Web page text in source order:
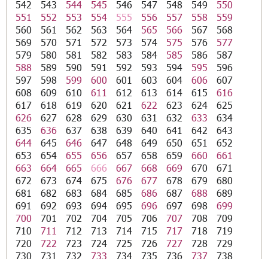
542
543 544 545 546 547 548 549
550
551
552 553 554 555 556 557 558
559
560
561 562 563 564 565 566 567
568
569
570 571 572 573 574 575 576
577
579
580 581 582 583 584 585 586
587
588
589 590 591 592 593 594 595
596
597
598 599 600 601 603 604 606
607
608
609 610 611 612 613 614 615
616
617
618 619 620 621 622 623 624
625
626
627 628 629 630 631 632 633
634
635
636 637 638 639 640 641 642
643
644
645 646 647 648 649 650 651
652
653
654 655 656 657 658 659 660
661
663
664 665 666 667 668 669 670
671
672
673 674 675 676 677 678 679
680
681
682 683 684 685 686 687 688
689
691
692 693 694 695 696 697 698
699
700
701 702 704 705 706 707 708
709
710
711 712 713 714 715 717 718
719
720
722 723 724 725 726 727 728
729
730
731 732 733 734 735 736 737
738